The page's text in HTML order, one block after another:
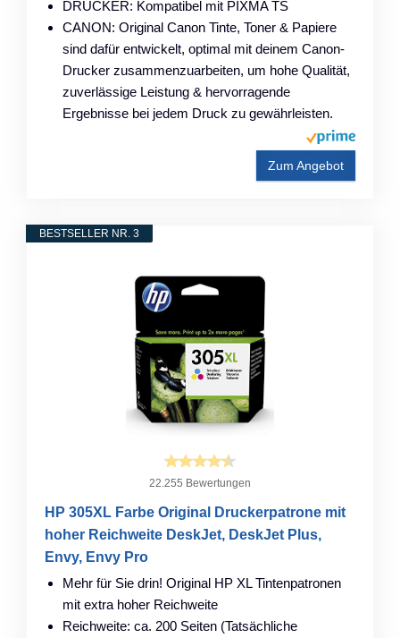
DRUCKER: Kompatibel mit PIXMA TS
CANON: Original Canon Tinte, Toner & Papiere
sind dafür entwickelt, optimal mit deinem Canon-
Drucker zusammenzuarbeiten, um hohe Qualität,
zuverlässige Leistung & hervorragende
Ergebnisse bei jedem Druck zu gewährleisten.
Zum Angebot
BESTSELLER NR. 3
22.255 Bewertungen
HP 305XL Farbe Original Druckerpatrone mit
hoher Reichweite DeskJet, DeskJet Plus,
Envy, Envy Pro
Mehr für Sie drin! Original HP XL Tintenpatronen
mit extra hoher Reichweite
Reichweite: ca. 200 Seiten (Tatsächliche